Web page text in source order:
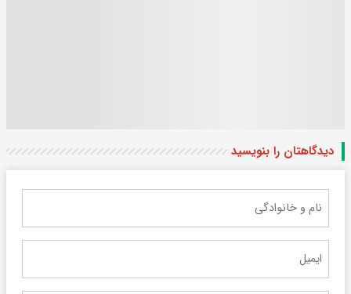
دیدگاهتان را بنویسید